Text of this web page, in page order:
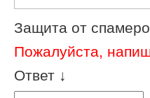
Защита от
Пожалуйста,
Ответ ↓